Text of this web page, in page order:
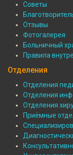
Советы
Отзывы
Фотогалерея
Больничный
Правила
Отделения
Подвал:
Отделения
Отделения
Отделения
Приёмные